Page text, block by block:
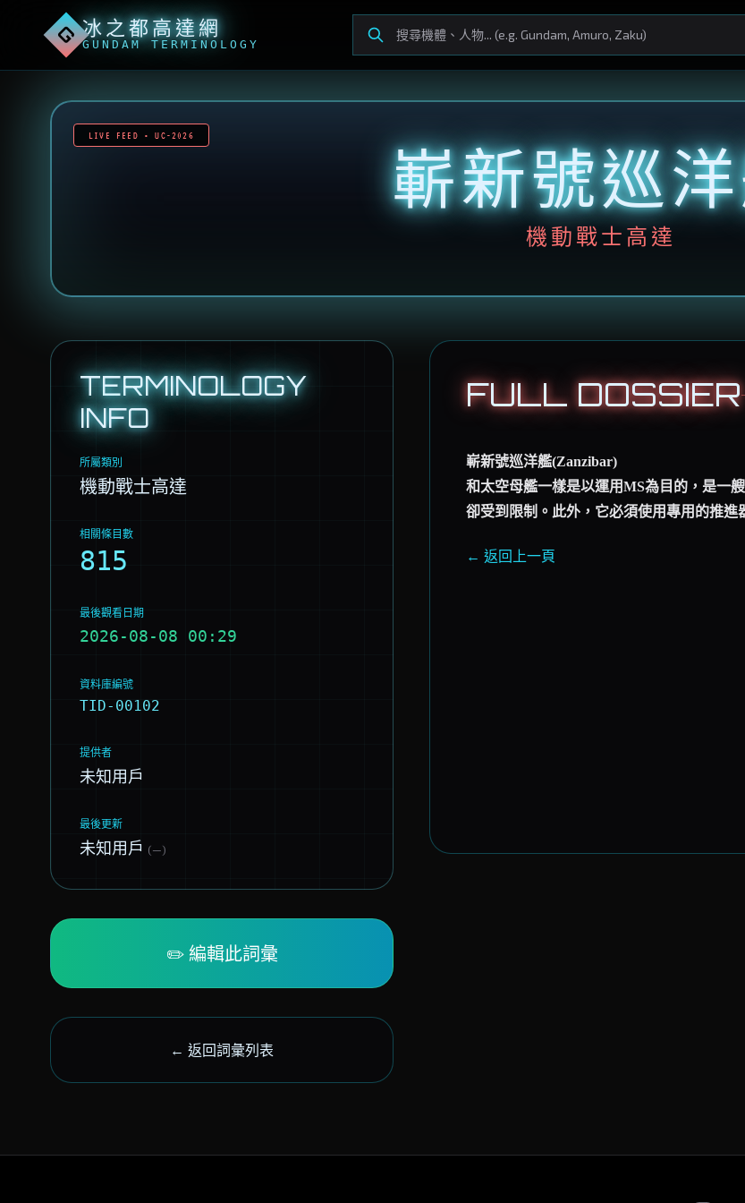
G冰之都高達網
GUNDAM TERMINOLOGY
LIVE FEED • UC-2026
嶄新號巡
機動戰士高達
TERMINOLOGY
INFO
所屬類別
機動戰士高達
相關條目數
815
最後觀看日期
2026-08-08 00:29
資料庫編號
TID-00102
提供者
未知用戶
最後更新
未知用戶 (—)
✏️ 編輯此詞彙
← 返回詞彙列表
FULL DOSSIER
嶄新號巡洋艦(Zanzibar)
和太空母艦一樣是以運用MS為目的，是一
卻受到限制。此外，它必須使用專用的推進
← 返回上一頁